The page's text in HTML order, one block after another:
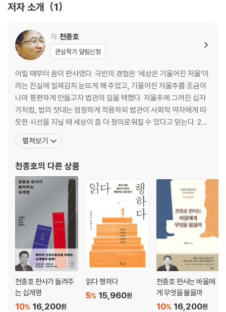
재미난 학교? 재*난 학교? _139
인간을 위한 법과 정의 _162
하나의 문이 닫히면 다른 문이 열린다 _172
소년법을 다시 생각하며 _181
나가는 글_소년의 인생 여행을 응원합니다 _199
저자 소개 1
저 천종호
관심작가 알림신청
어릴 때부터 꿈이 판사였다. 극빈의 경험은 ‘세상은 기울어진 저울’이
라는 진실에 일찌감치 눈뜨게 해 주었고, 기울어진 저울추를 조금이
나마 평편하게 만들고자 법관의 길을 택했다. 저울추에 그려진 십자
가처럼, 법의 잣대는 엄정하게 적용하되 법관이 사회적 약자에게 따
듯한 시선을 지닐 때 세상이 좀 더 정의로워질 수 있다고 믿는다. 201
2년 2월, 소년부 판사가 된 이후 열악한 비행소년들의 처지에 눈감을
수 없어 이들의 대변인을 자처하고 있으며, 그 덕에 ‘소년범들의 대
는 뜻에서 ‘만사소년’, 법정에서 호통을 잘
펼쳐보기
천종호의 다른 상품
천종호 판사가 들려주
는 십계명
16,200원
10%
읽다 행하다
15,960원
5%
천종호 판사는 바울에
게 무엇을 물을까
16,200원
10%